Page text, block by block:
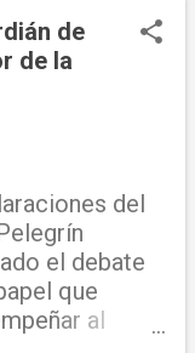
y veneno, no
sereno;
con afán
de
del
mujer recta,
verdad es
la justicia se
de
de la
del
el debate
que
al